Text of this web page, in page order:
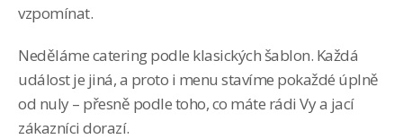
vzpomínat.
Neděláme catering podle klasických šablon. Každá
událost je jiná, a proto i menu stavíme pokaždé úplně
od nuly – přesně podle toho, co máte rádi Vy a jací
zákazníci dorazí.